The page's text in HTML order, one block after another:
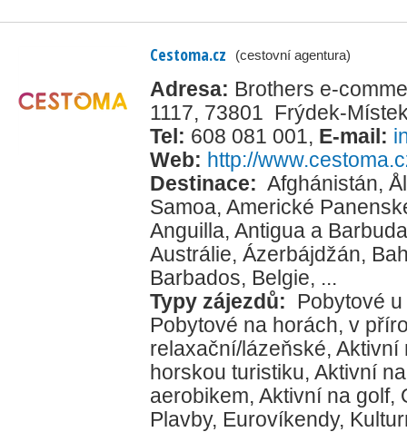
Cestoma.cz (cestovní agentura)
Adresa: Brothers e-
1117, 73801 Frýdek-
Tel: 608 081 001, E-mail:
Web: http://
Destinace: Afghánistán,
Samoa, Americké
Anguilla, Antigua a Barbuda
Austrálie, Ázerbájdžán,
Barbados, Belgie, ...
Typy zájezdů:
Pobytové
Pobytové na horách, v
relaxační/lázeňské, Aktivní
horskou turistiku, Aktivní
aerobikem, Aktivní na golf,
Plavby, Eurovíkendy,